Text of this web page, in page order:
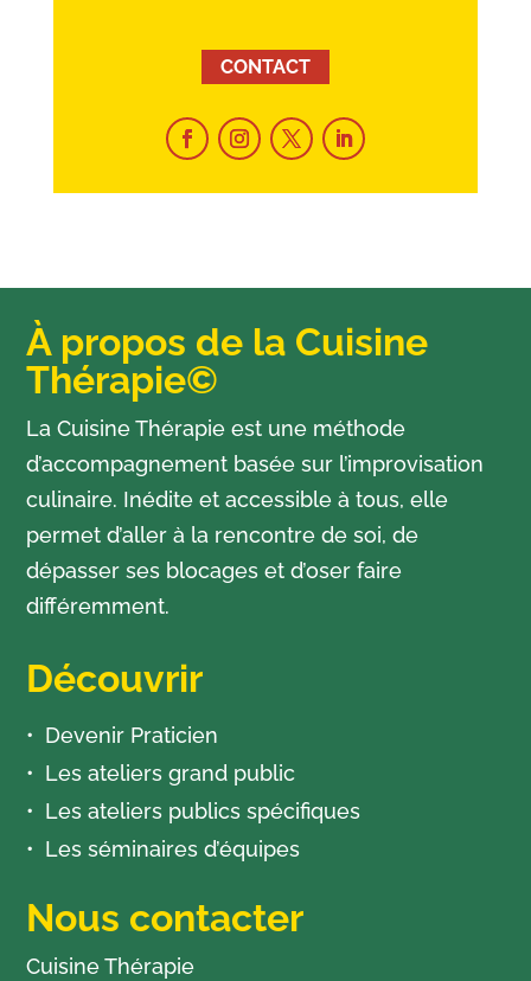
CONTACT
À propos de la Cuisine
Thérapie©
La Cuisine Thérapie est une méthode
d’accompagnement basée sur l’improvisation
culinaire. Inédite et accessible à tous, elle
permet d’aller à la rencontre de soi, de
dépasser ses blocages et d’oser faire
différemment.
Découvrir
Devenir Praticien
Les ateliers grand public
Les ateliers publics spécifiques
Les séminaires d’équipes
Nous contacter
Cuisine Thérapie